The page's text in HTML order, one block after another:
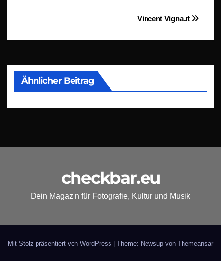
Beitragsnavigation
Vincent Vignaut
Ähnlicher Beitrag
checkbar.eu
Dein Magazin für Fotografie, Kultur und Musik
Mit Stolz präsentiert von WordPress | Theme: Newsup von Themeansar